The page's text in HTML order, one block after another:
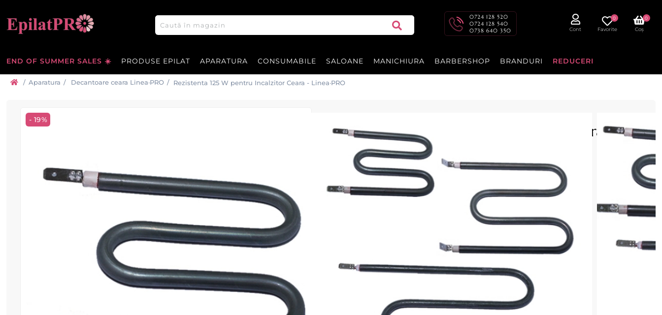
0724 128 520
0724 128 540
0738 640 350
Cont Favorite
0
Coș
0
END OF SUMMER SALES ☀️ PRODUSE EPILAT APARATURA CONSUMABILE SALOANE MANICHIURA BARBERSHOP BRANDURI REDUCERI
/ Aparatura / Decantoare ceara Linea·PRO / Rezistenta 125 W pentru Incalzitor Ceara - Linea·PRO
- 19%
Rezistenta 125 W pentru Incalzitor Ceara -
Linea·PRO
Rezistenta incalzitor cearaLinea·PRO
ideal pentru Incalzitorele de Ceara Linea·PRO de 250ml - 500ml
În stoc
Preț: 65,00 lei